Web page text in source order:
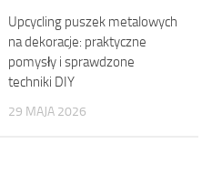
Upcycling puszek metalowych
na dekoracje: praktyczne
pomysły i sprawdzone
techniki DIY
29 MAJA 2026